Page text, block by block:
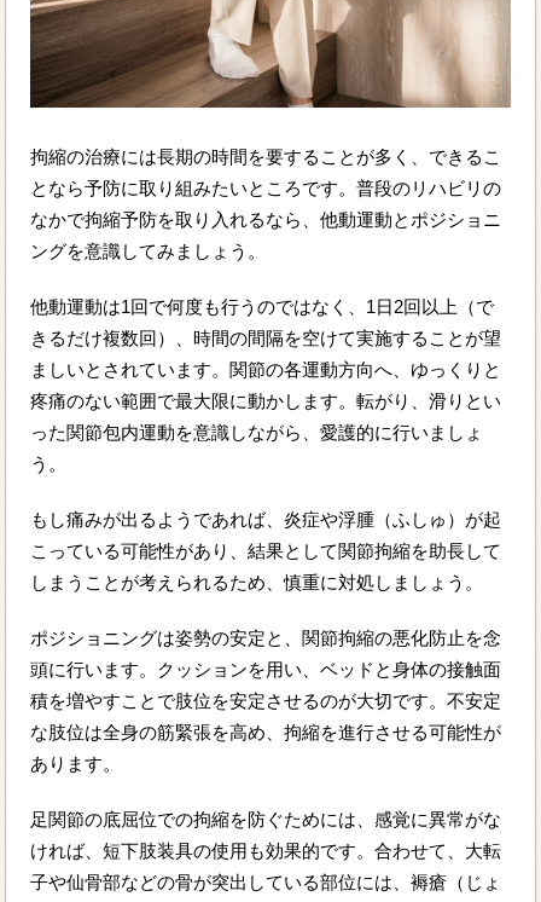
拘縮の治療には長期の時間を要することが多く、できるこ
となら予防に取り組みたいところです。普段のリハビリの
なかで拘縮予防を取り入れるなら、他動運動とポジショニ
ングを意識してみましょう。
他動運動は1回で何度も行うのではなく、1日2回以上（で
きるだけ複数回）、時間の間隔を空けて実施することが望
ましいとされています。関節の各運動方向へ、ゆっくりと
疼痛のない範囲で最大限に動かします。転がり、滑りとい
った関節包内運動を意識しながら、愛護的に行いましょ
う。
もし痛みが出るようであれば、炎症や浮腫（ふしゅ）が起
こっている可能性があり、結果として関節拘縮を助長して
しまうことが考えられるため、慎重に対処しましょう。
ポジショニングは姿勢の安定と、関節拘縮の悪化防止を念
頭に行います。クッションを用い、ベッドと身体の接触面
積を増やすことで肢位を安定させるのが大切です。不安定
な肢位は全身の筋緊張を高め、拘縮を進行させる可能性が
あります。
足関節の底屈位での拘縮を防ぐためには、感覚に異常がな
ければ、短下肢装具の使用も効果的です。合わせて、大転
子や仙骨部などの骨が突出している部位には、褥瘡（じょ